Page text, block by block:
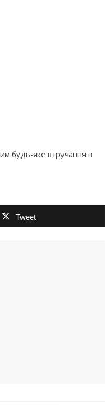
будь-яке втручання в
Tweet